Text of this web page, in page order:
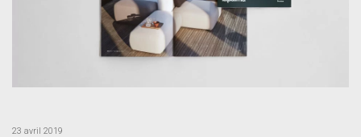
23 avril 2019